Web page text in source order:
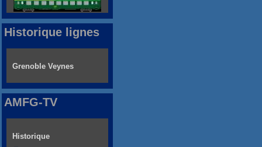
Historique lignes
Grenoble Veynes
AMFG-TV
Historique